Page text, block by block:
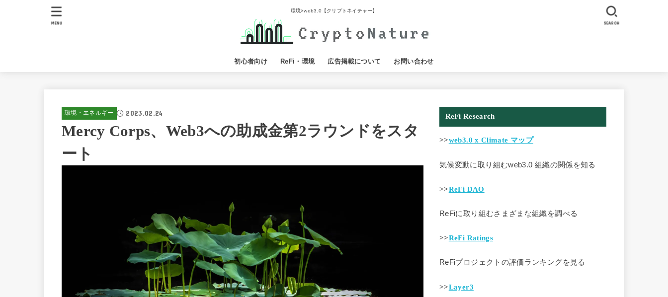
環境×web3.0【クリプトネイチャー】
初心者向け ReFi・環境 広告掲載について お問い合わせ
SEARCH
MENU
環境・エネルギー 2023.02.24
Mercy Corps、Web3への助成金第2ラウンドをスタ
ート
ReFi Research
>>web3.0 x Climate マップ
気候変動に取り組むweb3.0 組織の関係を知る
>>ReFi DAO
ReFiに取り組むさまざまな組織を調べる
>>ReFi Ratings
ReFiプロジェクトの評価ランキングを見る
>>Layer3